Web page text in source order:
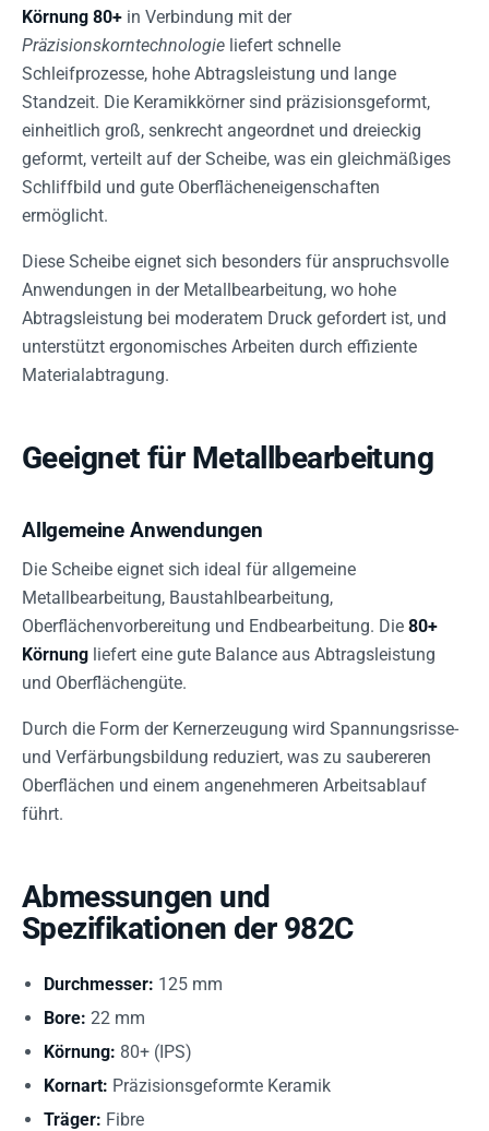
Körnung 80+ in Verbindung mit der
Präzisionskorntechnologie liefert schnelle
Schleifprozesse, hohe Abtragsleistung und lange
Standzeit. Die Keramikkörner sind präzisionsgeformt,
einheitlich groß, senkrecht angeordnet und dreieckig
geformt, verteilt auf der Scheibe, was ein gleichmäßiges
Schliffbild und gute Oberflächeneigenschaften
ermöglicht.
Diese Scheibe eignet sich besonders für anspruchsvolle
Anwendungen in der Metallbearbeitung, wo hohe
Abtragsleistung bei moderatem Druck gefordert ist, und
unterstützt ergonomisches Arbeiten durch effiziente
Materialabtragung.
Geeignet für Metallbearbeitung
Allgemeine Anwendungen
Die Scheibe eignet sich ideal für allgemeine
Metallbearbeitung, Baustahlbearbeitung,
Oberflächenvorbereitung und Endbearbeitung. Die 80+
Körnung liefert eine gute Balance aus Abtragsleistung
und Oberflächengüte.
Durch die Form der Kernerzeugung wird Spannungsrisse-
und Verfärbungsbildung reduziert, was zu saubereren
Oberflächen und einem angenehmeren Arbeitsablauf
führt.
Abmessungen und
Spezifikationen der 982C
Durchmesser: 125 mm
Bore: 22 mm
Körnung: 80+ (IPS)
Kornart: Präzisionsgeformte Keramik
Träger: Fibre